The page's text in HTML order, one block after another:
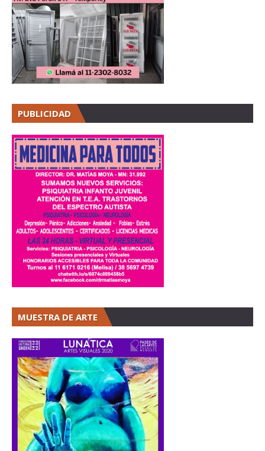
PUBLICIDAD
MUESTRA DE ARTE